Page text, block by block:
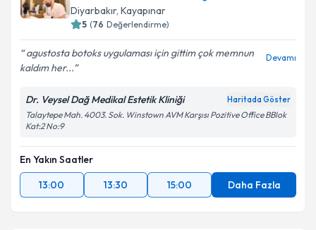
Diyarbakır, Kayapınar
5 (76 Değerlendirme)
agustosta botoks uygulaması için gittim çok memnun
kaldım her...
Devamı
Dr. Veysel Dağ Medikal Estetik Kliniği Haritada Göster
Talaytepe Mah. 4003. Sok. Winstown AVM Karşısı Pozitive Office BBlok
Kat:2 No:9
En Yakın Saatler
13:00
13:30 15:00 Daha Fazla